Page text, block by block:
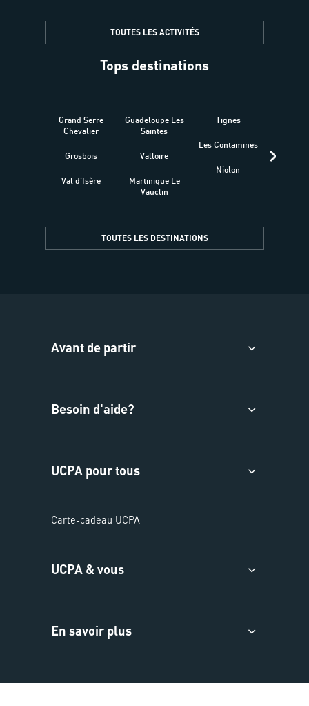
TOUTES LES ACTIVITÉS
Tops destinations
Grand Serre
Chevalier
Grosbois
Val d'Isère
Guadeloupe Les
Saintes
Valloire
Martinique Le
Vauclin
Tignes
Les Contamines
Niolon
TOUTES LES DESTINATIONS
Avant de partir
Besoin d'aide?
UCPA pour tous
Carte-cadeau UCPA
UCPA & vous
En savoir plus